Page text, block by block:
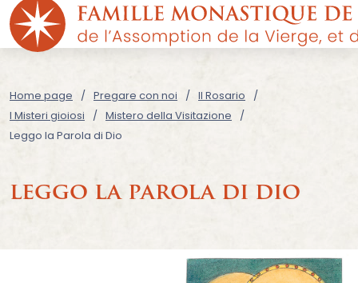
Home page Pregare con noi
Il Rosario
I Misteri gioiosi
Mistero della Visitazione
Leggo la Parola di Dio
leggo la parola di dio